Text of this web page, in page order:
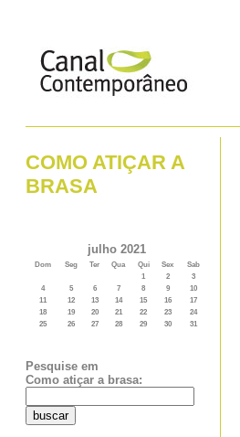
COMO ATIÇAR A
BRASA
julho 2021
Dom Seg Ter Qua Qui Sex
Sab
1
2
3
4
5 6 7 8 9
10
11
12 13 14 15 16
17
18
19 20 21 22 23
24
25
26 27 28 29 30 31
Pesquise em
Como atiçar a brasa: